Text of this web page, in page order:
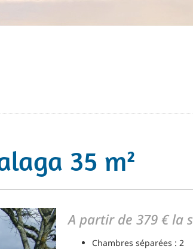
35 m²
A partir de 379 € la
Chambres séparées : 2